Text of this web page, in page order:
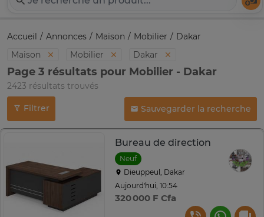
Accueil Annonces Maison Mobilier
Dakar
Maison
Mobilier Dakar
Page 3 résultats pour Mobilier - Dakar
2423 résultats trouvés
Filtrer Sauvegarder la recherche
Bureau de direction
Neuf
Dieuppeul, Dakar
Aujourd'hui, 10:54
320 000 F Cfa